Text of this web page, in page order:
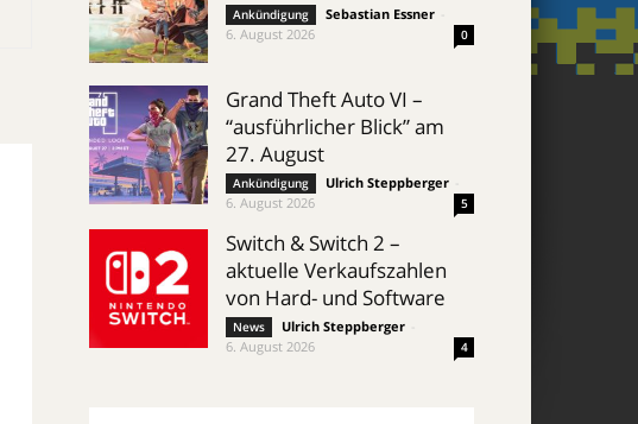
Ankündigung Sebastian Essner
6. August 2026
0
Grand Theft Auto VI –
“ausführlicher Blick” am
27. August
Ankündigung Ulrich Steppberger
6. August 2026
5
Switch & Switch 2 –
aktuelle Verkaufszahlen
von Hard- und Software
News Ulrich Steppberger
6. August 2026
4